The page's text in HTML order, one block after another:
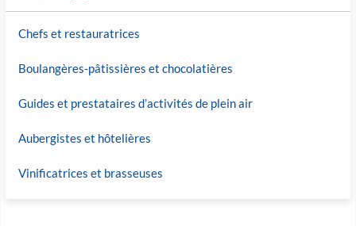
Chefs et restauratrices
Boulangères-pâtissières et chocolatières
Guides et prestataires d’activités de plein air
Aubergistes et hôtelières
Vinificatrices et brasseuses